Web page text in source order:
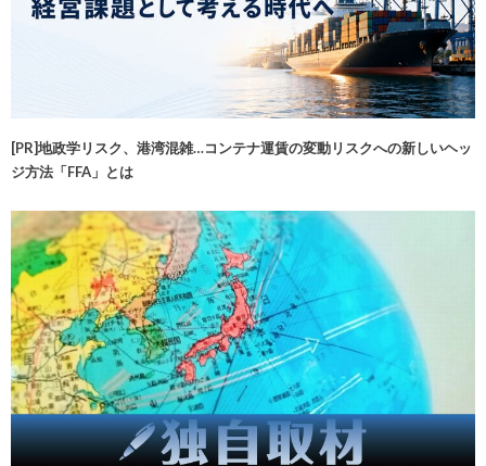
[PR]地政学リスク、港湾混雑…コンテナ運賃の変動リスクへの新しいヘッ
ジ方法「FFA」とは